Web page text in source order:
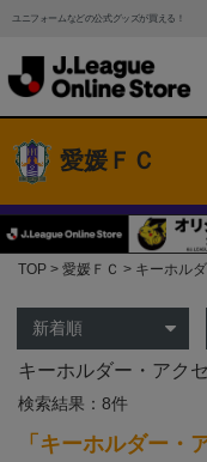
ユニフォームなどの公式グッズが買える！
愛媛ＦＣ
TOP 愛媛ＦＣ キーホル
キーホルダー・アク
検索結果：8件
「キーホルダー・